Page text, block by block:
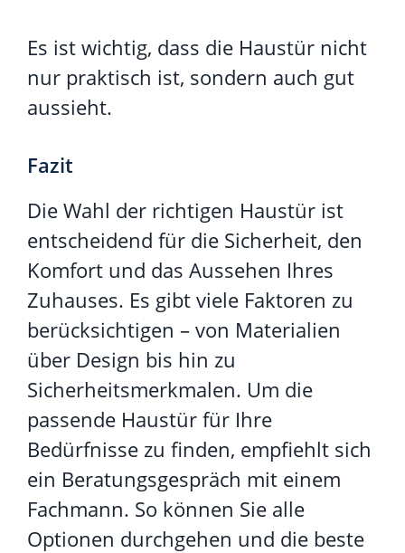
Es ist wichtig, dass die Haustür nicht
nur praktisch ist, sondern auch gut
aussieht.
Fazit
Die Wahl der richtigen Haustür ist
entscheidend für die Sicherheit, den
Komfort und das Aussehen Ihres
Zuhauses. Es gibt viele Faktoren zu
berücksichtigen – von Materialien
über Design bis hin zu
Sicherheitsmerkmalen. Um die
passende Haustür für Ihre
Bedürfnisse zu finden, empfiehlt sich
ein Beratungsgespräch mit einem
Fachmann. So können Sie alle
Optionen durchgehen und die beste